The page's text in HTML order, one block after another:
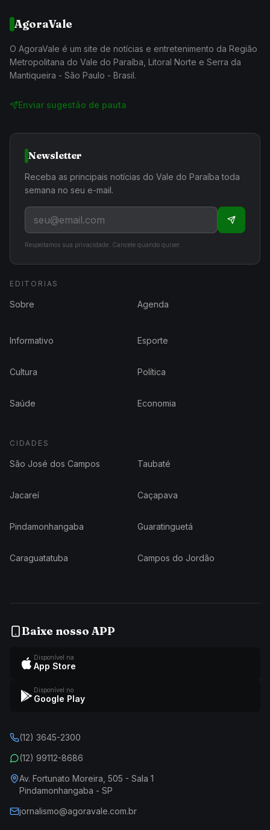
AgoraVale
O AgoraVale é um site de notícias e entretenimento da Região
Metropolitana do Vale do Paraíba, Litoral Norte e Serra da
Mantiqueira - São Paulo - Brasil.
Enviar sugestão de pauta
Newsletter
Receba as principais notícias do Vale do Paraíba toda
semana no seu e-mail.
Respeitamos sua privacidade. Cancele quando quiser.
EDITORIAS
Sobre Agenda
Informativo Esporte
Cultura Política
Saúde Economia
CIDADES
São José dos Campos Taubaté
Jacareí Caçapava
Pindamonhangaba Guaratinguetá
Caraguatatuba Campos do Jordão
Baixe nosso APP
Disponível na
App Store
Disponível no
Google Play
(12) 3645-2300
(12) 99112-8686
Av. Fortunato Moreira, 505 - Sala 1
Pindamonhangaba - SP
jornalismo@agoravale.com.br